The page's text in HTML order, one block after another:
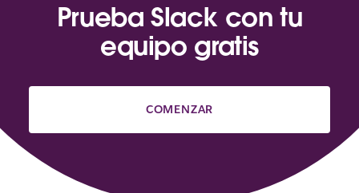
Prueba Slack con tu
equipo gratis
COMENZAR